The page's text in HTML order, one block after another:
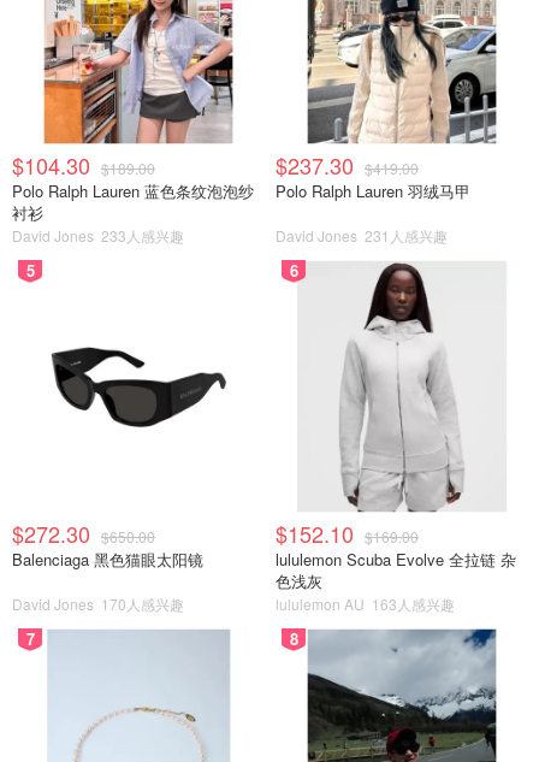
$104.30 $189.00
Polo Ralph Lauren 蓝色条纹泡泡纱
衬衫
David Jones 233人感兴趣
$237.30 $419.00
Polo Ralph Lauren 羽绒马甲
David Jones 231人感兴趣
5
$272.30 $650.00
Balenciaga 黑色猫眼太阳镜
David Jones 170人感兴趣
6
$152.10 $169.00
lululemon Scuba Evolve 全拉链 杂
色浅灰
lululemon AU 163人感兴趣
7 8